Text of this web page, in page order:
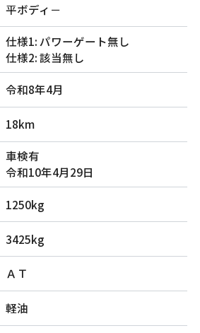
平ボディ－
仕様1: パワーゲート無し
仕様2: 該当無し
令和8年4月
18km
車検有
令和10年4月29日
1250kg
3425kg
ＡＴ
軽油